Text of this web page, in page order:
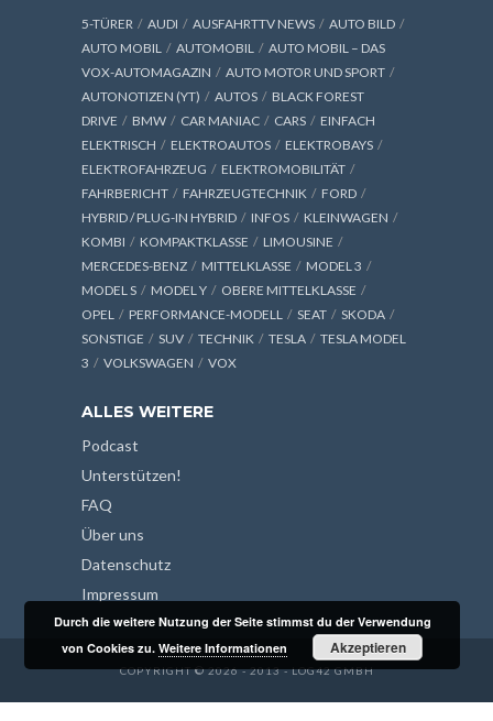
5-TÜRER AUDI AUSFAHRTTV NEWS
AUTO BILD
AUTO MOBIL
AUTOMOBIL
AUTO MOBIL – DAS
VOX-AUTOMAGAZIN
AUTO MOTOR UND SPORT
AUTONOTIZEN (YT)
AUTOS
BLACK FOREST
DRIVE
BMW CAR MANIAC CARS
EINFACH
ELEKTRISCH
ELEKTROAUTOS
ELEKTROBAYS
ELEKTROFAHRZEUG
ELEKTROMOBILITÄT
FAHRBERICHT
FAHRZEUGTECHNIK
FORD
HYBRID / PLUG-IN HYBRID
INFOS
KLEINWAGEN
KOMBI
KOMPAKTKLASSE
LIMOUSINE
MERCEDES-BENZ
MITTELKLASSE
MODEL 3
MODEL S
MODEL Y
OBERE MITTELKLASSE
OPEL
PERFORMANCE-MODELL SEAT
SKODA
SONSTIGE
SUV TECHNIK TESLA
TESLA MODEL
3
VOLKSWAGEN VOX
ALLES WEITERE
Podcast
Unterstützen!
FAQ
Über uns
Datenschutz
Impressum
COPYRIGHT © 2026 - 2013 - LOG42 GMBH
Durch die weitere Nutzung der Seite stimmst du der Verwendung
von Cookies zu.Weitere Informationen Akzeptieren